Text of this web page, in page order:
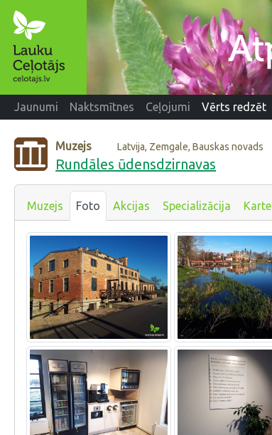
Jaunumi Naktsmītnes Ceļojumi Vērts redzēt
Muzejs Latvija, Zemgale, Bauskas novads
Rundāles ūdensdzirnavas
Muzejs Foto Akcijas Specializācija Karte